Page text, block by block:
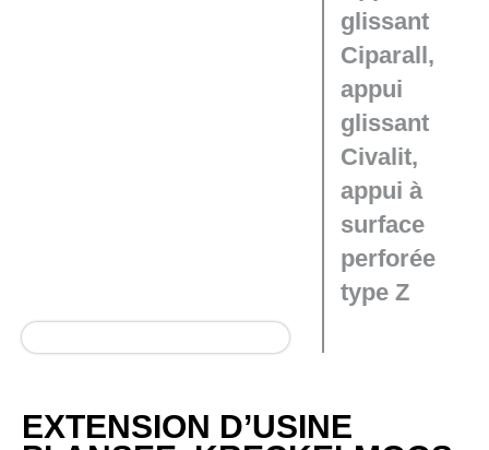
glissant
Ciparall,
appui
glissant
Civalit,
appui à
surface
perforée
type Z
EXTENSION D’USINE